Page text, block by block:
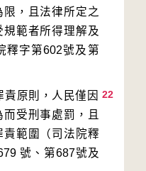
，且法律所定之
範者所得理解及
釋字第602號及第
22
受刑事處罰，且
範圍（司法院釋
號、第687號及